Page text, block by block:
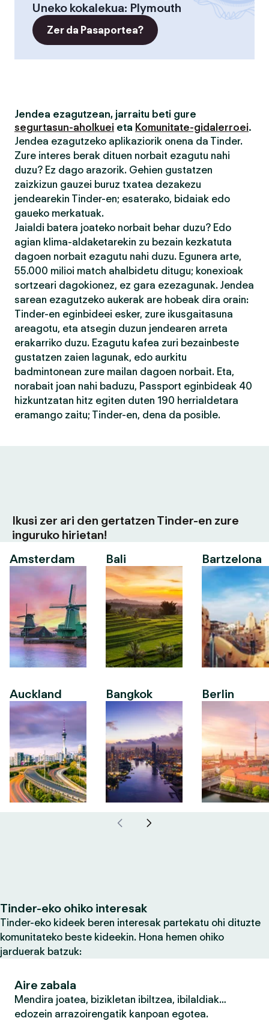
Uneko kokalekua: Plymouth
Zer da Pasaportea?
Jendea ezagutzean, jarraitu beti gure
segurtasun-aholkuei eta Komunitate-gidalerroei.
Jendea ezagutzeko aplikaziorik onena da Tinder.
Zure interes berak dituen norbait ezagutu nahi
duzu? Ez dago arazorik. Gehien gustatzen
zaizkizun gauzei buruz txatea dezakezu
jendearekin Tinder-en; esaterako, bidaiak edo
gaueko merkatuak.
Jaialdi batera joateko norbait behar duzu? Edo
agian klima-aldaketarekin zu bezain kezkatuta
dagoen norbait ezagutu nahi duzu. Egunera arte,
55.000 milioi match ahalbidetu ditugu; konexioak
sortzeari dagokionez, ez gara ezezagunak. Jendea
sarean ezagutzeko aukerak are hobeak dira orain:
Tinder-en eginbideei esker, zure ikusgaitasuna
areagotu, eta atsegin duzun jendearen arreta
erakarriko duzu. Ezagutu kafea zuri bezainbeste
gustatzen zaien lagunak, edo aurkitu
badmintonean zure mailan dagoen norbait. Eta,
norabait joan nahi baduzu, Passport eginbideak 40
hizkuntzatan hitz egiten duten 190 herrialdetara
eramango zaitu; Tinder-en, dena da posible.
Ikusi zer ari den gertatzen Tinder-en zure
inguruko hirietan!
Amsterdam
Auckland
Bali
Bangkok
Bartzelona
Berlin
Tinder-eko ohiko interesak
Tinder-eko kideek beren interesak partekatu ohi dituzte
komunitateko beste kideekin. Hona hemen ohiko
jarduerak batzuk:
Aire zabala
Mendira joatea, bizikletan ibiltzea, ibilaldiak…
edozein arrazoirengatik kanpoan egotea.